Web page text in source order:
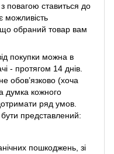
повагою ставиться до
можливість
обраний товар вам
покупки можна в
- протягом 14 днів.
обов’язково (хоча
думка кожного
ряд умов.
представлений:
пошкоджень, зі